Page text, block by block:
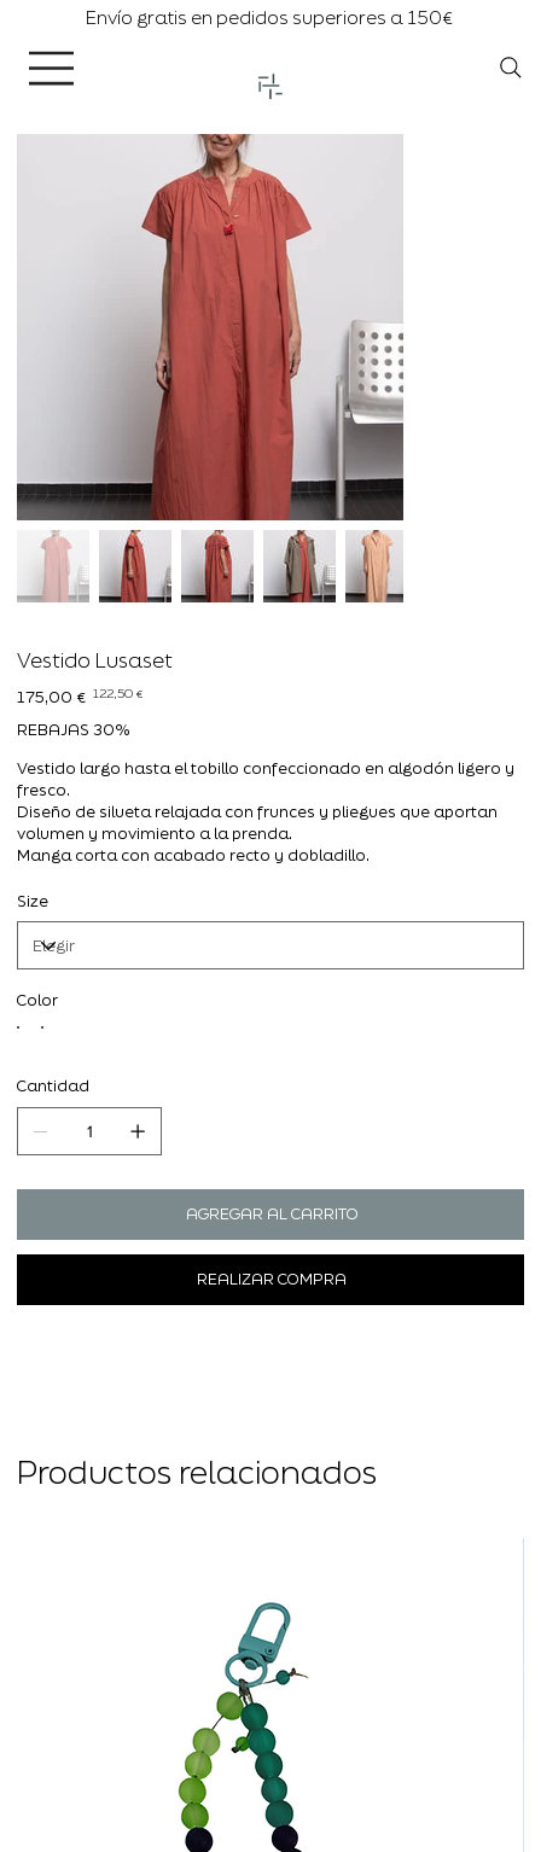
Envío gratis en pedidos superiores a 150€
Vestido Lusaset
Precio
original
175,00 € Precio
122,50 €
REBAJAS 30%
Vestido largo hasta el tobillo confeccionado en algodón ligero y
fresco.
Diseño de silueta relajada con frunces y pliegues que aportan
volumen y movimiento a la prenda.
Manga corta con acabado recto y dobladillo.
Size
Color
Cantidad
AGREGAR AL CARRITO
REALIZAR COMPRA
Productos relacionados